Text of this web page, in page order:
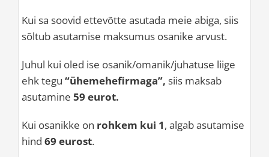
Kui sa soovid ettevõtte asutada meie abiga, siis
sõltub asutamise maksumus osanike arvust.
Juhul kui oled ise osanik/omanik/juhatuse liige
ehk tegu “ühemehefirmaga”, siis maksab
asutamine 59 eurot.
Kui osanikke on rohkem kui 1, algab asutamise
hind 69 eurost.